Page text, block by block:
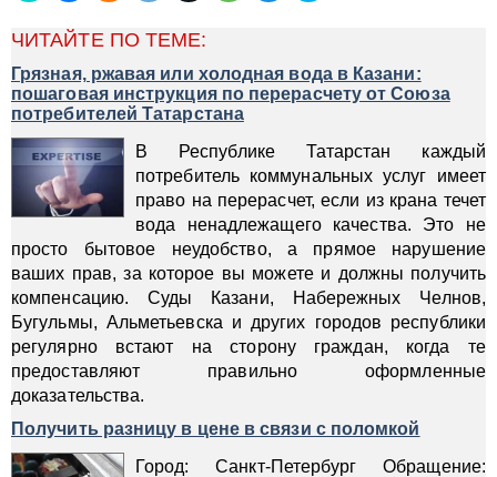
ЧИТАЙТЕ ПО ТЕМЕ:
Грязная, ржавая или холодная вода в Казани:
пошаговая инструкция по перерасчету от Союза
потребителей Татарстана
В Республике Татарстан каждый
потребитель коммунальных услуг имеет
право на перерасчет, если из крана течет
вода ненадлежащего качества. Это не
просто бытовое неудобство, а прямое нарушение
ваших прав, за которое вы можете и должны получить
компенсацию. Суды Казани, Набережных Челнов,
Бугульмы, Альметьевска и других городов республики
регулярно встают на сторону граждан, когда те
предоставляют правильно оформленные
доказательства.
Получить разницу в цене в связи с поломкой
Город: Санкт-Петербург Обращение: